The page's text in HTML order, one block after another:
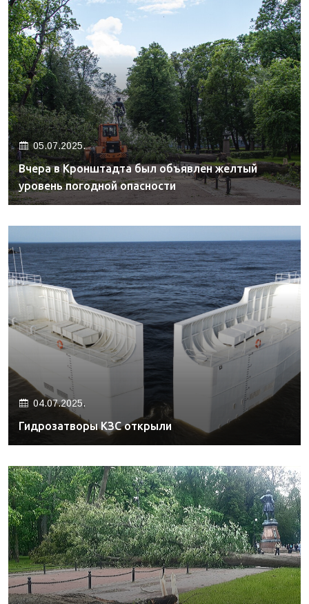
05.07.2025.
Вчера в Кронштадта был объявлен желтый
уровень погодной опасности
04.07.2025.
Гидрозатворы КЗС открыли